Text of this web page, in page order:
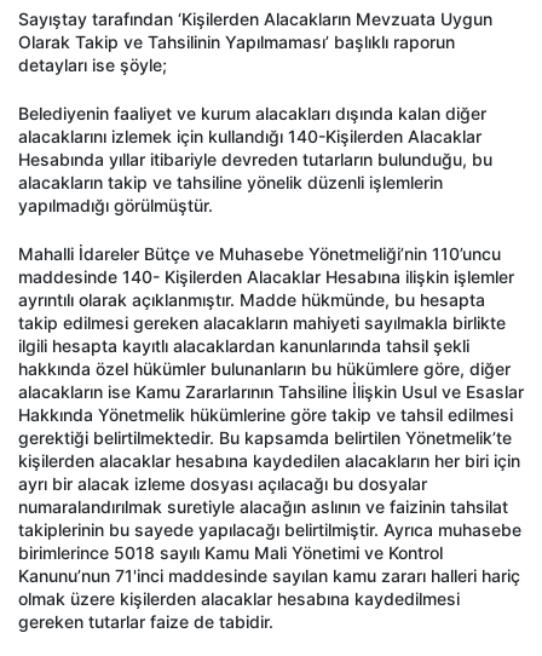
Sayıştay tarafından ‘Kişilerden Alacakların Mevzuata Uygun
Olarak Takip ve Tahsilinin Yapılmaması’ başlıklı raporun
detayları ise şöyle;
Belediyenin faaliyet ve kurum alacakları dışında kalan diğer
alacaklarını izlemek için kullandığı 140-Kişilerden Alacaklar
Hesabında yıllar itibariyle devreden tutarların bulunduğu, bu
alacakların takip ve tahsiline yönelik düzenli işlemlerin
yapılmadığı görülmüştür.
Mahalli İdareler Bütçe ve Muhasebe Yönetmeliği’nin 110’uncu
maddesinde 140- Kişilerden Alacaklar Hesabına ilişkin işlemler
ayrıntılı olarak açıklanmıştır. Madde hükmünde, bu hesapta
takip edilmesi gereken alacakların mahiyeti sayılmakla birlikte
ilgili hesapta kayıtlı alacaklardan kanunlarında tahsil şekli
hakkında özel hükümler bulunanların bu hükümlere göre, diğer
alacakların ise Kamu Zararlarının Tahsiline İlişkin Usul ve Esaslar
Hakkında Yönetmelik hükümlerine göre takip ve tahsil edilmesi
gerektiği belirtilmektedir. Bu kapsamda belirtilen Yönetmelik’te
kişilerden alacaklar hesabına kaydedilen alacakların her biri için
ayrı bir alacak izleme dosyası açılacağı bu dosyalar
numaralandırılmak suretiyle alacağın aslının ve faizinin tahsilat
takiplerinin bu sayede yapılacağı belirtilmiştir. Ayrıca muhasebe
birimlerince 5018 sayılı Kamu Mali Yönetimi ve Kontrol
Kanunu’nun 71'inci maddesinde sayılan kamu zararı halleri hariç
olmak üzere kişilerden alacaklar hesabına kaydedilmesi
gereken tutarlar faize de tabidir.